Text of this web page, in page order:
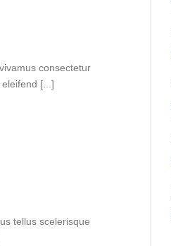
consectetur
[...]
tellus scelerisque